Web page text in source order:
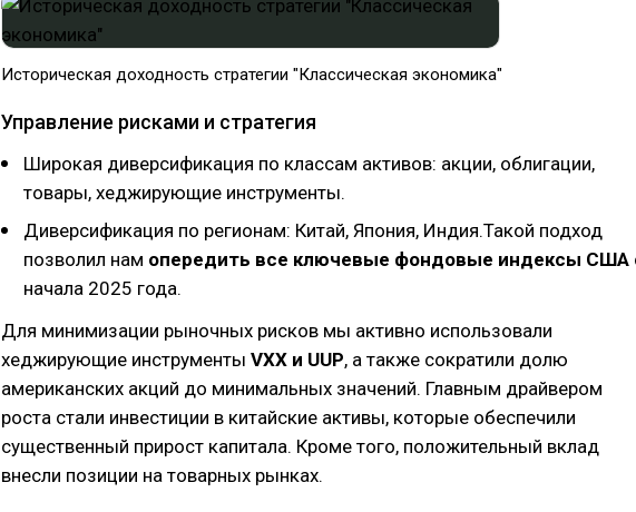
Историческая доходность стратегии "Классическая экономика"
Управление рисками и стратегия
Широкая диверсификация по классам активов: акции, облигации,
товары, хеджирующие инструменты.
Диверсификация по регионам: Китай, Япония, Индия.Такой подход
позволил нам опередить все ключевые фондовые индексы США
начала 2025 года.
Для минимизации рыночных рисков мы активно использовали
хеджирующие инструменты VXX и UUP, а также сократили долю
американских акций до минимальных значений. Главным драйвером
роста стали инвестиции в китайские активы, которые обеспечили
существенный прирост капитала. Кроме того, положительный вклад
внесли позиции на товарных рынках.